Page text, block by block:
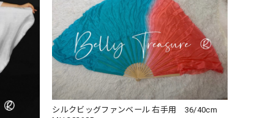
シルクビッグファンベール 右手用 36/40cm